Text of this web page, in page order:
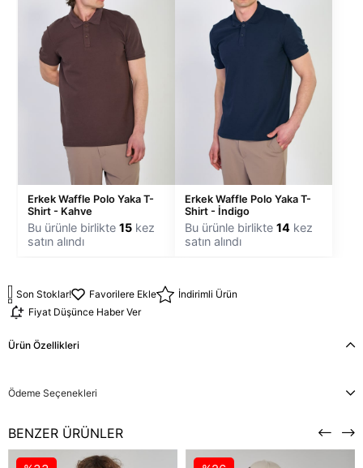
Erkek Waffle Polo Yaka T-
Shirt - Kahve
Bu ürünle birlikte 15 kez
satın alındı
Erkek Waffle Polo Yaka T-
Shirt - İndigo
Bu ürünle birlikte 14kez
satın alındı
Son Stoklar! Favorilere Ekle
İndirimli Ürün
Fiyat Düşünce Haber Ver
Ürün Özellikleri
Ödeme Seçenekleri
BENZER ÜRÜNLER